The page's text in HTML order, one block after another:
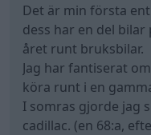
Det är min första
dess har en del bilar
året runt bruksbilar.
Jag har fantiserat
köra runt i en
I somras gjorde jag
cadillac. (en 68:a,